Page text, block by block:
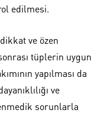
edilmesi.
ve özen
tüplerin uygun
yapılması da
ve
sorunlarla